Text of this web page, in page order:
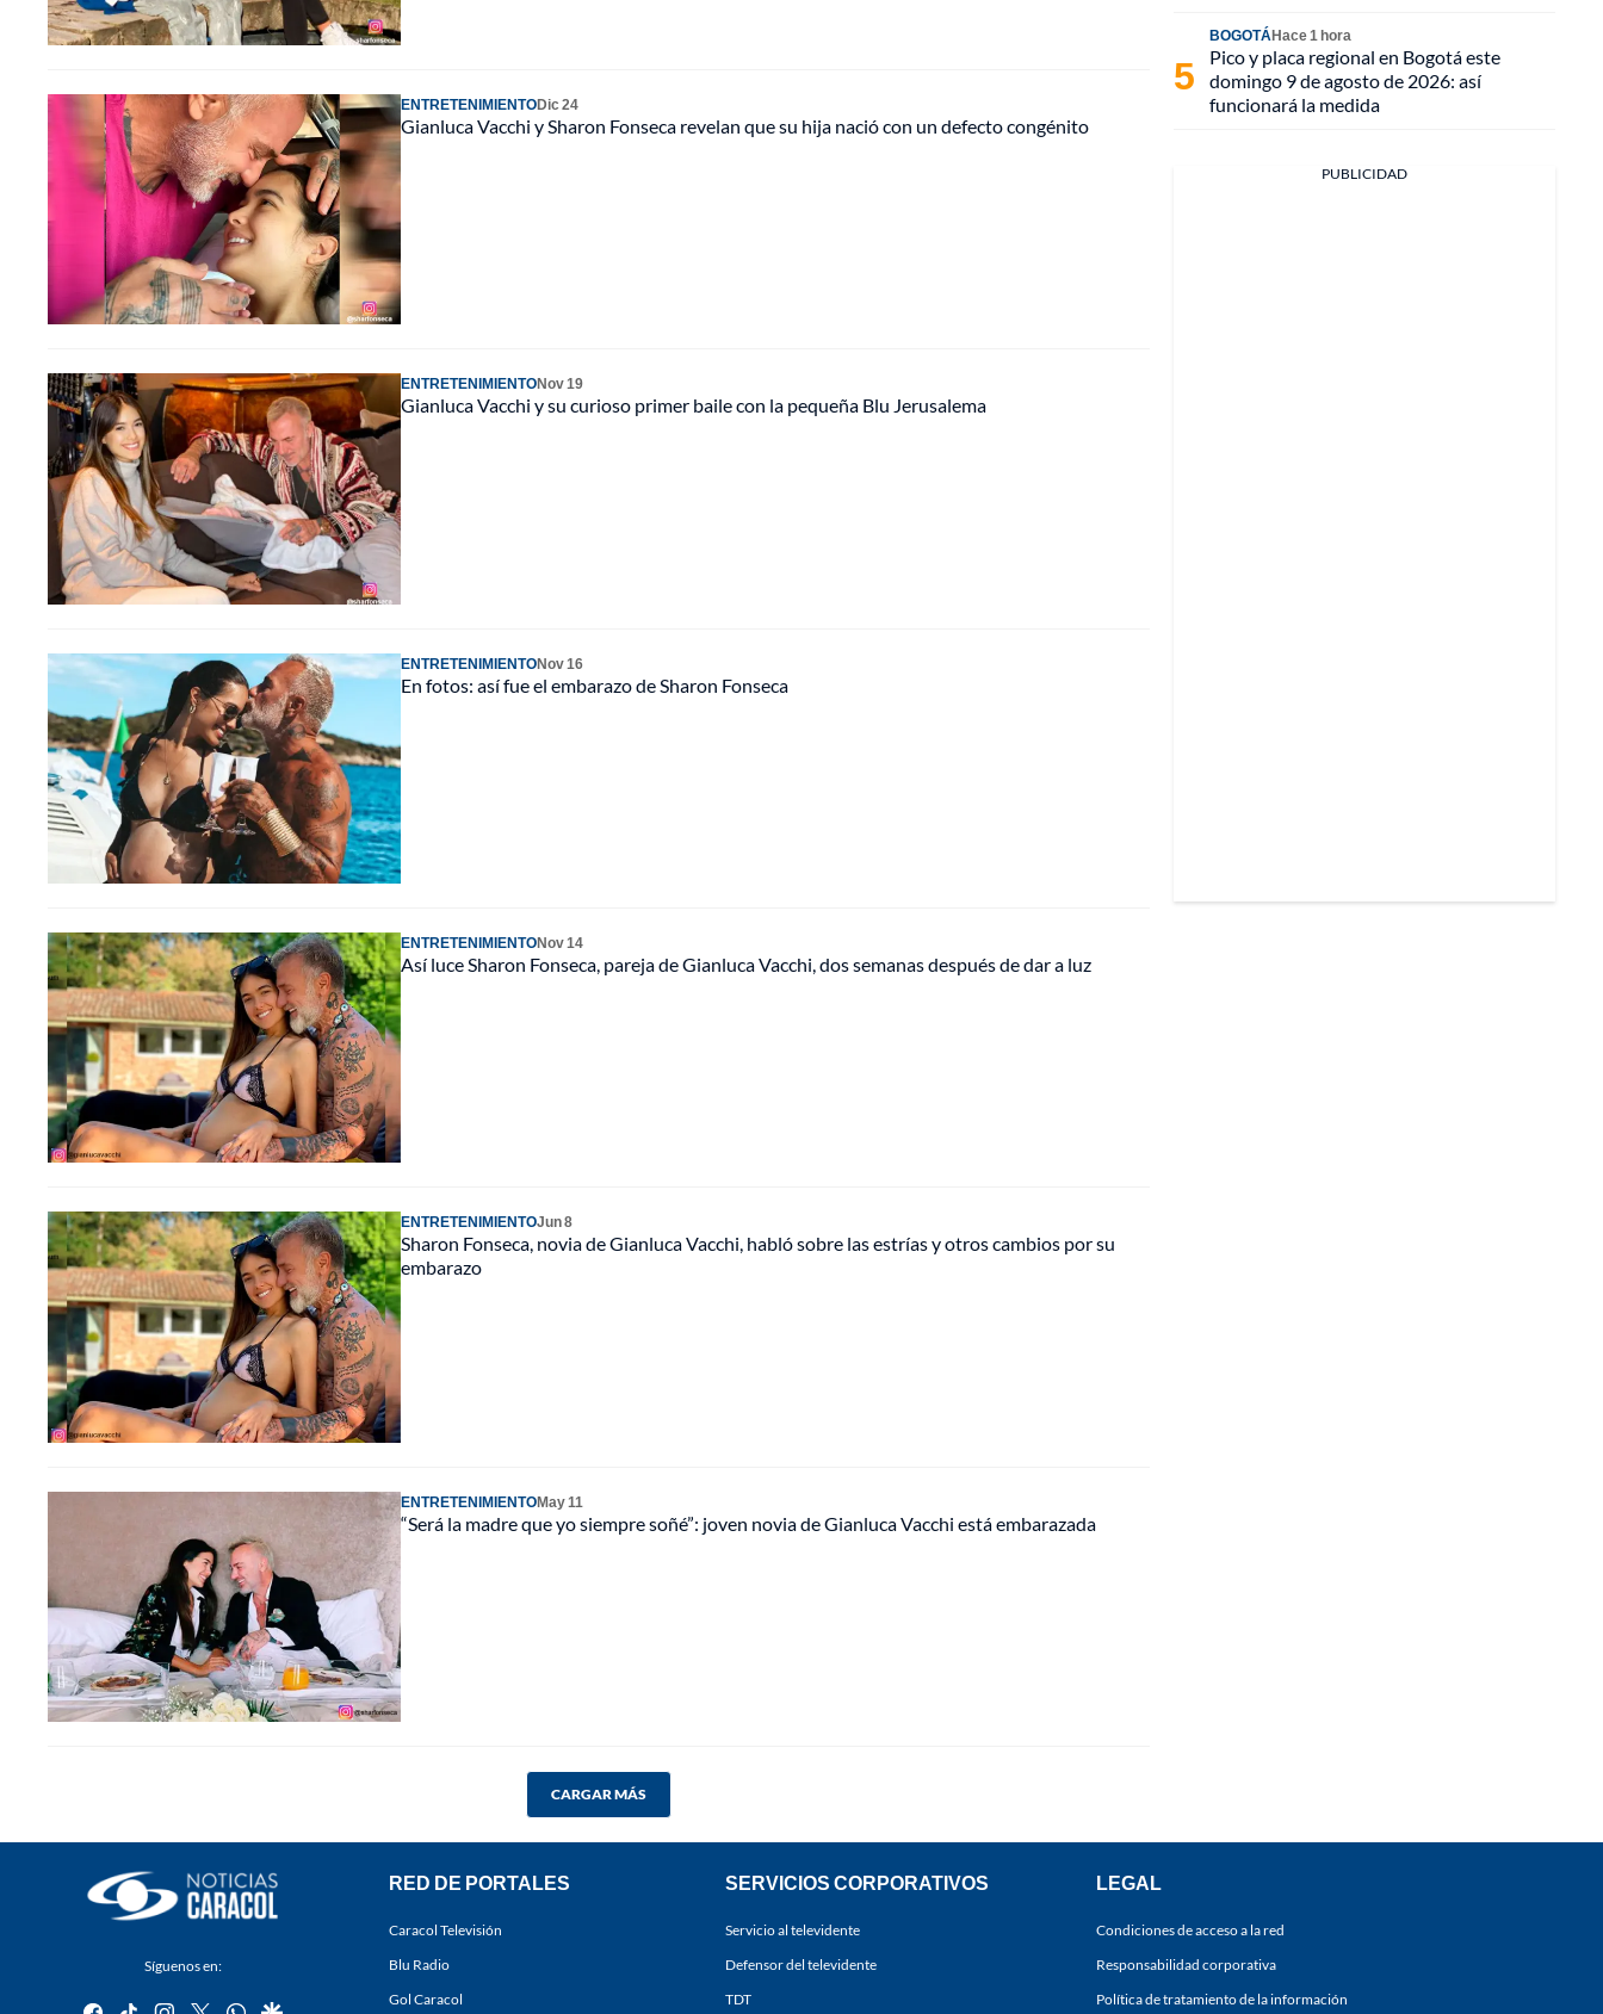
ENTRETENIMIENTODic 24
Gianluca Vacchi y Sharon Fonseca revelan que su hija nació con un defecto congénito
ENTRETENIMIENTONov 19
Gianluca Vacchi y su curioso primer baile con la pequeña Blu Jerusalema
ENTRETENIMIENTONov 16
En fotos: así fue el embarazo de Sharon Fonseca
ENTRETENIMIENTONov 14
Así luce Sharon Fonseca, pareja de Gianluca Vacchi, dos semanas después de dar a luz
ENTRETENIMIENTOJun 8
Sharon Fonseca, novia de Gianluca Vacchi, habló sobre las estrías y otros cambios por su
embarazo
ENTRETENIMIENTOMay 11
“Será la madre que yo siempre soñé”: joven novia de Gianluca Vacchi está embarazada
CARGAR MÁS
BOGOTÁHace 1 hora
Pico y placa regional en Bogotá este
domingo 9 de agosto de 2026: así
funcionará la medida
PUBLICIDAD
Síguenos en:
facebook
tiktok instagram
twitterwhatsapp
google
RED DE PORTALES
Caracol Televisión
Blu Radio
Gol Caracol
SERVICIOS CORPORATIVOS
Servicio al televidente
Defensor del televidente
TDT
LEGAL
Condiciones de acceso a la red
Responsabilidad corporativa
Política de tratamiento de la información